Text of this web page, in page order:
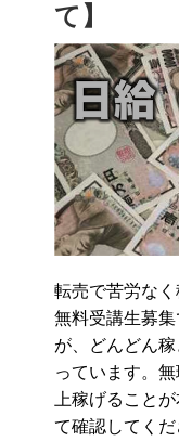
て】
転売で苦労な
無料受講生募
が、どんどん
っています。
上稼げること
て確認してくだ